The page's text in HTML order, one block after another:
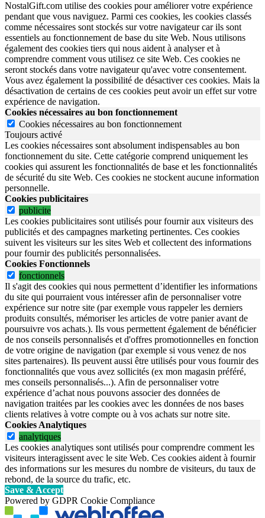
NostalGift.com utilise des cookies pour améliorer votre expérience
pendant que vous naviguez. Parmi ces cookies, les cookies classés
comme nécessaires sont stockés sur votre navigateur car ils sont
essentiels au fonctionnement de base du site Web. Nous utilisons
également des cookies tiers qui nous aident à analyser et à
comprendre comment vous utilisez ce site Web. Ces cookies ne
seront stockés dans votre navigateur qu'avec votre consentement.
Vous avez également la possibilité de désactiver ces cookies. Mais la
désactivation de certains de ces cookies peut avoir un effet sur votre
expérience de navigation.
Cookies nécessaires au bon fonctionnement
Cookies nécessaires au bon fonctionnement
Toujours activé
Les cookies nécessaires sont absolument indispensables au bon
fonctionnement du site. Cette catégorie comprend uniquement les
cookies qui assurent les fonctionnalités de base et les fonctionnalités
de sécurité du site Web. Ces cookies ne stockent aucune information
personnelle.
Cookies publicitaires
publicite
Les cookies publicitaires sont utilisés pour fournir aux visiteurs des
publicités et des campagnes marketing pertinentes. Ces cookies
suivent les visiteurs sur les sites Web et collectent des informations
pour fournir des publicités personnalisées.
Cookies Fonctionnels
fonctionnels
Il s'agit des cookies qui nous permettent d’identifier les informations
du site qui pourraient vous intéresser afin de personnaliser votre
expérience sur notre site (par exemple vous rappeler les derniers
produits consultés, mémoriser les articles de votre panier avant de
poursuivre vos achats.). Ils vous permettent également de bénéficier
de nos conseils personnalisés et d'offres promotionnelles en fonction
de votre origine de navigation (par exemple si vous venez de nos
sites partenaires). Ils peuvent aussi être utilisés pour vous fournir des
fonctionnalités que vous avez sollicités (ex mon magasin préféré,
mes conseils personnalisés...). Afin de personnaliser votre
expérience d’achat nous pouvons associer des données de
navigation traitées par les cookies avec les données de nos bases
clients relatives à votre compte ou à vos achats sur notre site.
Cookies Analytiques
analytiques
Les cookies analytiques sont utilisés pour comprendre comment les
visiteurs interagissent avec le site Web. Ces cookies aident à fournir
des informations sur les mesures du nombre de visiteurs, du taux de
rebond, de la source du trafic, etc.
Save & Accept
Powered by GDPR Cookie Compliance